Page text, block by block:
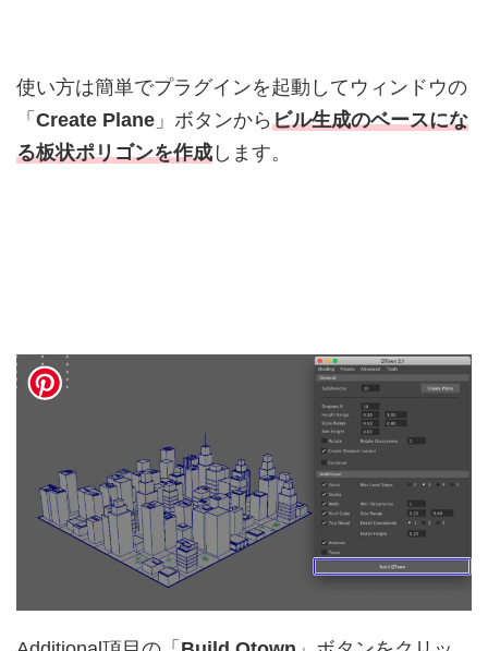
使い方は簡単でプラグインを起動してウィンドウの
「 Create Plane 」ボタンからビル生成のベースにな
る板状ポリゴンを作成 します。